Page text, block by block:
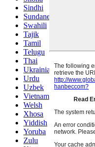
Sindhi
Sundanese
Swahili
Tajik
Tamil
Telugu
Thai
Ukrainian
Urdu
Uzbek
Vietnamese
Welsh
Xhosa
Yiddish
Yoruba
Zulu